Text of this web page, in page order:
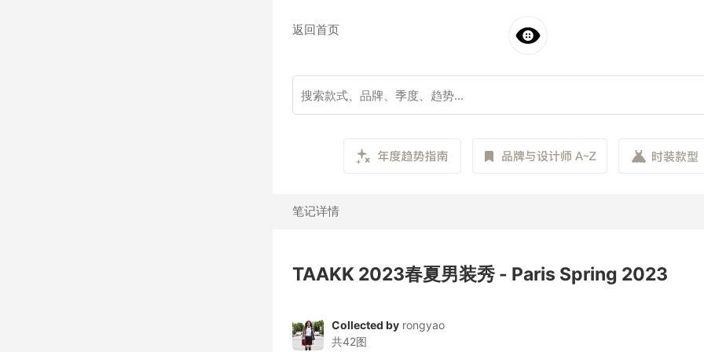
返回首页
笔记详情
TAAKK 2023春夏男装秀 - Paris Spring 2023
Collected by rongyao
共42图